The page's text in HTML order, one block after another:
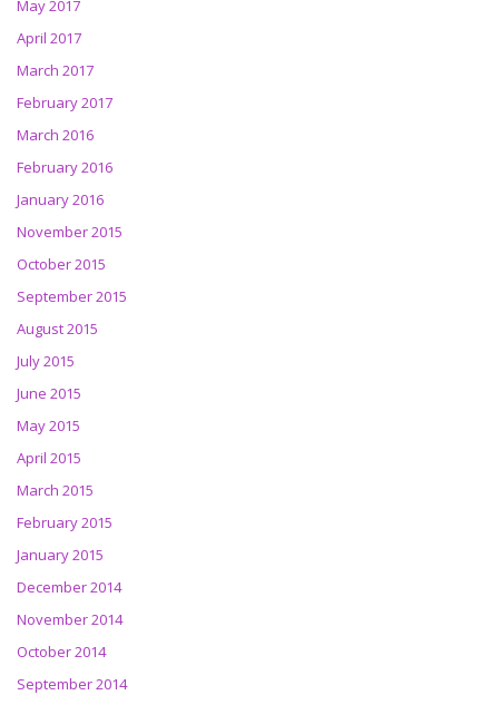
May 2017
April 2017
March 2017
February 2017
March 2016
February 2016
January 2016
November 2015
October 2015
September 2015
August 2015
July 2015
June 2015
May 2015
April 2015
March 2015
February 2015
January 2015
December 2014
November 2014
October 2014
September 2014